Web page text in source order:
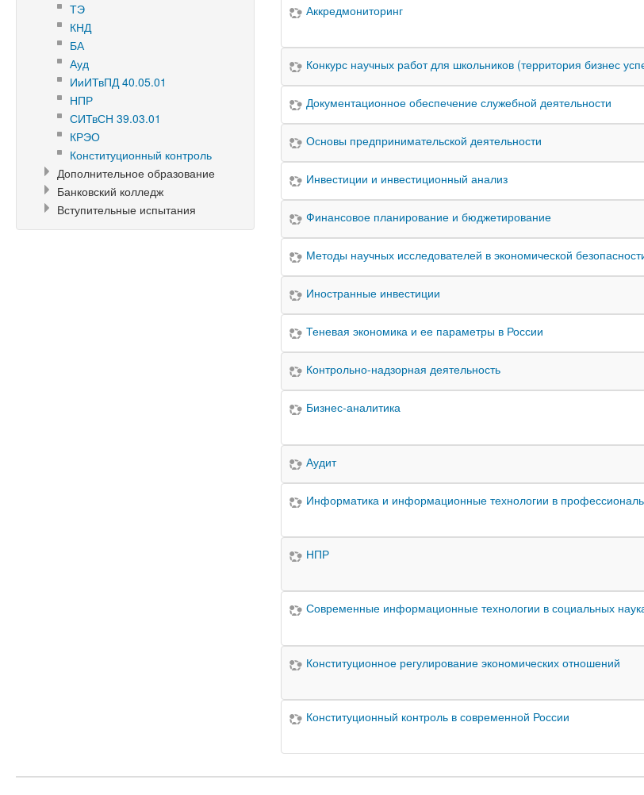
Аккредмониторинг
Конкурс научных работ для школьников (территория бизнес
Документационное обеспечение служебной деятельности
Основы предпринимательской деятельности
Инвестиции и инвестиционный анализ
Финансовое планирование и бюджетирование
Методы научных исследователей в экономической
Иностранные инвестиции
Теневая экономика и ее параметры в России
Контрольно-надзорная деятельность
Бизнес-аналитика
Аудит
Информатика и информационные технологии в
НПР
Современные информационные технологии в социальных
Конституционное регулирование экономических отношений
Конституционный контроль в современной России
ТЭ
КНД
БА
Ауд
ИиИТвПД 40.05.01
НПР
СИТвСН 39.03.01
КРЭО
Конституционный контроль
Дополнительное образование
Банковский колледж
Вступительные испытания